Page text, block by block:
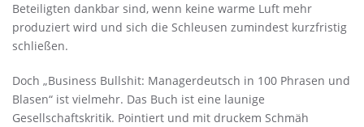
Beteiligten dankbar sind, wenn keine warme Luft mehr
produziert wird und sich die Schleusen zumindest kurzfristig
schließen.
Doch „Business Bullshit: Managerdeutsch in 100 Phrasen und
Blasen“ ist vielmehr. Das Buch ist eine launige
Gesellschaftskritik. Pointiert und mit druckem Schmäh